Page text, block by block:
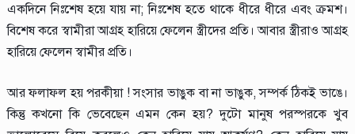
একদিনে নিঃশেষ হয়ে যায় না; নিঃশেষ হতে থাকে ধীরে ধীরে এবং ক্রমশ।
বিশেষ করে স্বামীরা আগ্রহ হারিয়ে ফেলেন স্ত্রীদের প্রতি। আবার স্ত্রীরাও আগ্রহ
হারিয়ে ফেলেন স্বামীর প্রতি।
আর ফলাফল হয় পরকীয়া ! সংসার ভাঙুক বা না ভাঙুক, সম্পর্ক ঠিকই ভাঙে।
কিন্তু কখনো কি ভেবেছেন এমন কেন হয়? দুটো মানুষ পরস্পরকে খুব